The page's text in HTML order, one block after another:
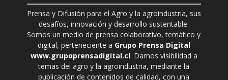
Prensa y Difusión para el Agro y la agroindustria, sus
desafíos, innovación y desarrollo sustentable.
Somos un medio de prensa colaborativo, temático y
digital, perteneciente a Grupo Prensa Digital
www.grupoprensadigital.cl. Damos visibilidad a
temas del agro y la agroindustria, mediante la
publicación de contenidos de calidad, con una